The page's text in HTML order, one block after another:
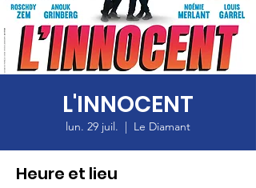
L'INNOCENT
lun. 29 juil.
  |
Le Diamant
Heure et lieu